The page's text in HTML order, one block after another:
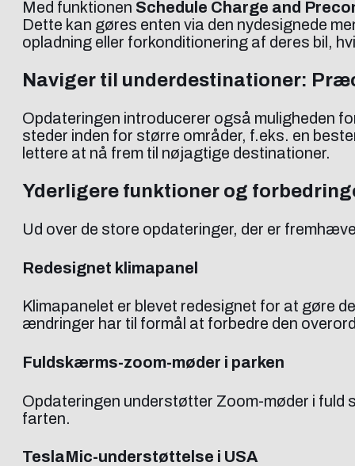
Med funktionen Schedule Charge and
Dette kan gøres enten via den nydesignede
opladning eller forkonditionering af deres bil,
Naviger til underdestinationer:
Opdateringen introducerer også muligheden
steder inden for større områder, f.eks. en
lettere at nå frem til nøjagtige destinationer.
Yderligere funktioner og
Ud over de store opdateringer, der er
Redesignet klimapanel
Klimapanelet er blevet redesignet for at gøre
ændringer har til formål at forbedre den
Fuldskærms-zoom-møder i parken
Opdateringen understøtter Zoom-møder i fuld
farten.
TeslaMic-understøttelse i USA